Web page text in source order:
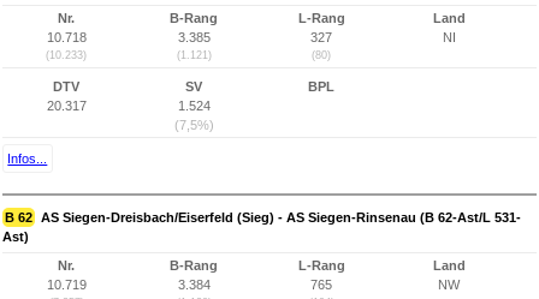
Nr.
10.718
(10.233)
B-Rang
3.385
(1.121)
L-Rang
327
(80)
Land
NI
DTV
20.317
SV
1.524
(7,5%)
BPL
Infos...
B 62 AS Siegen-Dreisbach/Eiserfeld (Sieg) - AS Siegen-Rinsenau (B 62-Ast/L 531-
Ast)
Nr.
10.719
B-Rang
3.384
L-Rang
765
Land
NW